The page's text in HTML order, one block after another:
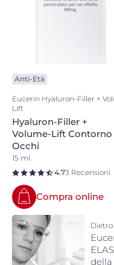
Anti-Età
Eucerin Hyaluron-Filler +
Lift
Hyaluron-Filler +
Volume-Lift Contorno
Occhi
15 ml
4.73 Recensioni
Compra online
Dietro
della